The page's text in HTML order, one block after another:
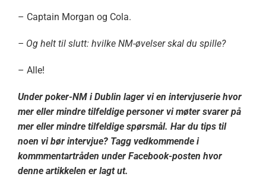
– Captain Morgan og Cola.
– Og helt til slutt: hvilke NM-øvelser skal du spille?
– Alle!
Under poker-NM i Dublin lager vi en intervjuserie hvor
mer eller mindre tilfeldige personer vi møter svarer på
mer eller mindre tilfeldige spørsmål. Har du tips til
noen vi bør intervjue? Tagg vedkommende i
kommmentartråden under Facebook-posten hvor
denne artikkelen er lagt ut.